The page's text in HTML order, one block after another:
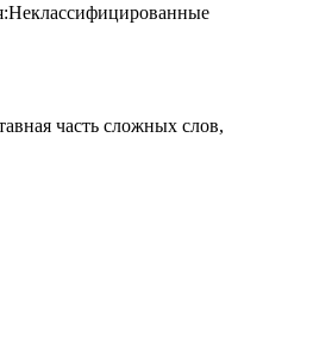
часть сложных слов,